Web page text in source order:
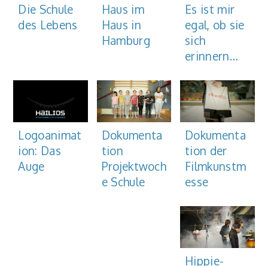
Die Schule
des Lebens
Haus im
Haus in
Hamburg
Es ist mir
egal, ob sie
sich
erinnern…
Logoanimat
ion: Das
Auge
Dokumenta
tion
Projektwoch
e Schule
Dokumenta
tion der
Filmkunstm
esse
Hippie-